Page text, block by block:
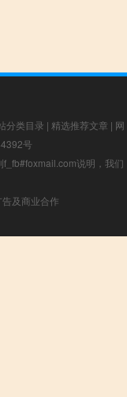
分类目录 | 精选推荐文章 | 网
号
说明，我们
及商业合作